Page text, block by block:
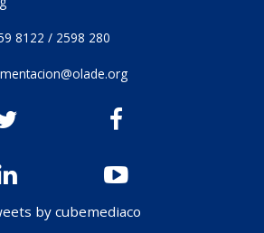
8122 / 2598 280
by cubemediaco